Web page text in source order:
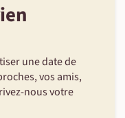
une date de
vos amis,
nous votre